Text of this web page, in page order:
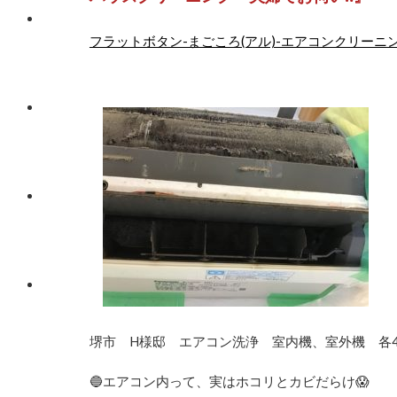
フラットボタン-まごころ(アル)-エアコンクリーニ
堺市 H様邸 エアコン洗浄 室内機、室外機 各
🔵エアコン内って、実はホコリとカビだらけ😱